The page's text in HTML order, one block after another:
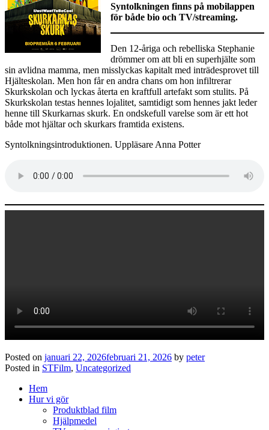
Syntolkningen finns på mobilappen
för både bio och TV/streaming.
Den 12-åriga och rebelliska Stephanie
drömmer om att bli en superhjälte som
sin avlidna mamma, men misslyckas kapitalt med inträdesprovet till
Hjälteskolan. Men hon får en andra chans om hon infiltrerar
Skurkskolan och lyckas återta en kraftfull artefakt som stulits. På
Skurkskolan testas hennes lojalitet, samtidigt som hennes jakt leder
henne till Skurkarnas skurk. En ondskefull varelse som är ett hot
både mot hjältar och skurkars framtida existens.
Syntolkningsintroduktionen. Uppläsare Anna Potter
Posted on januari 22, 2026februari 21, 2026 by peter
Posted in STFilm, Uncategorized
Hem
Hur vi gör
Produktblad film
Hjälpmedel